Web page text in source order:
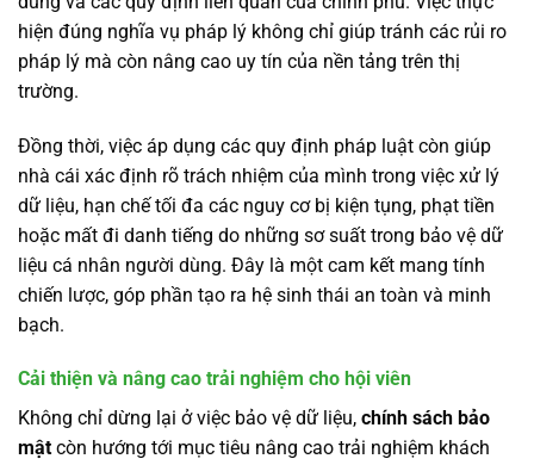
hiện đúng nghĩa vụ pháp lý không chỉ giúp tránh các rủi ro
pháp lý mà còn nâng cao uy tín của nền tảng trên thị
trường.
Đồng thời, việc áp dụng các quy định pháp luật còn giúp
nhà cái xác định rõ trách nhiệm của mình trong việc xử lý
dữ liệu, hạn chế tối đa các nguy cơ bị kiện tụng, phạt tiền
hoặc mất đi danh tiếng do những sơ suất trong bảo vệ dữ
liệu cá nhân người dùng. Đây là một cam kết mang tính
chiến lược, góp phần tạo ra hệ sinh thái an toàn và minh
bạch.
Cải thiện và nâng cao trải nghiệm cho hội viên
Không chỉ dừng lại ở việc bảo vệ dữ liệu, chính sách bảo
mật còn hướng tới mục tiêu nâng cao trải nghiệm khách